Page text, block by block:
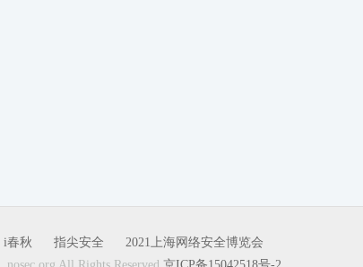
i春秋 指尖安全
2021上海网络安全博览会